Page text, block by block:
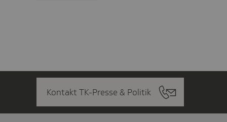
Kontakt TK-Presse & Politik